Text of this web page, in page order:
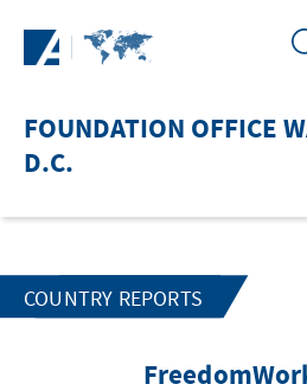
FOUNDATION OFFICE
D.C.
COUNTRY REPORTS